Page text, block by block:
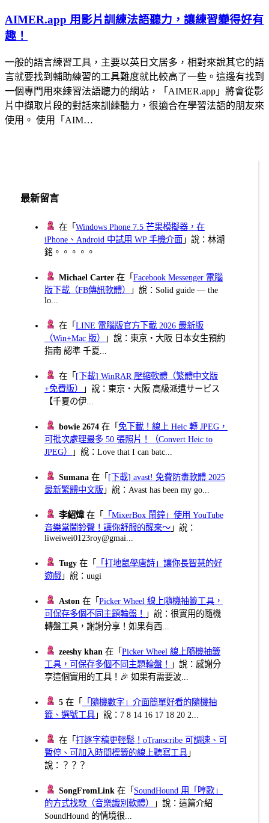
AIMER.app 用影片訓練法語聽力，讓練習變得好有
趣！
一般的語言練習工具，主要以英日文居多，相對來說其它的語
言就要找到輔助練習的工具難度就比較高了一些。這邊有找到
一個專門用來練習法語聽力的網站，「AIMER.app」將會從影
片中擷取片段的對話來訓練聽力，很適合在學習法語的朋友來
使用。 使用「AIM…
最新留言
在「Windows Phone 7.5 芒果模擬器，在
iPhone、Android 中試用 WP 手機介面 」說：林湖
銘。。。。。
Michael Carter 在「Facebook Messenger 電腦
版下載（FB傳訊軟體）
」說：Solid guide — the
lo...
在「LINE 電腦版官方下載 2026 最新版
（Win+Mac 版）
」說：東京・大阪 日本女生預約
指南 認準 千夏...
在「 [下載] WinRAR 壓縮軟體（繁體中文版
+免費版）
」說：東京・大阪 高級派遣サービス
【千夏の伊...
bowie 2674 在「免下載！線上 Heic 轉 JPEG，
可批次處理最多 50 張照片！（Convert Heic to
JPEG）
」說：Love that I can batc...
Sumana 在「 [下載] avast! 免費防毒軟體 2025
最新繁體中文版 」說：Avast has been my go...
李紹煒在「
「MixerBox 鬧鐘」使用 YouTube
音樂當鬧鈴聲！讓你舒服的醒來～ 」說：
liweiwei0123roy@gmai...
Tugy 在「
「打地鼠學唐詩」讓你長智慧的好
遊戲 」說：uugi
Aston 在「Picker Wheel 線上隨機抽籤工具，
可保存多個不同主題輪盤！
」說：很實用的隨機
轉盤工具，謝謝分享！如果有西...
zeeshy khan 在「Picker Wheel 線上隨機抽籤
工具，可保存多個不同主題輪盤！
」說：感謝分
享這個實用的工具！🎉 如果有需要波...
5 在「
「隨機數字」介面簡單好看的隨機抽
籤、選號工具 」說：7 8 14 16 17 18 20 2...
在「打逐字稿更輕鬆！oTranscribe 可調速、可
暫停、可加入時間標籤的線上聽寫工具 」
說：？？？
SongFromLink 在「 SoundHound 用「哼歌」
的方式找歌（音樂識別軟體）
」說：這篇介紹
SoundHound 的情境很...